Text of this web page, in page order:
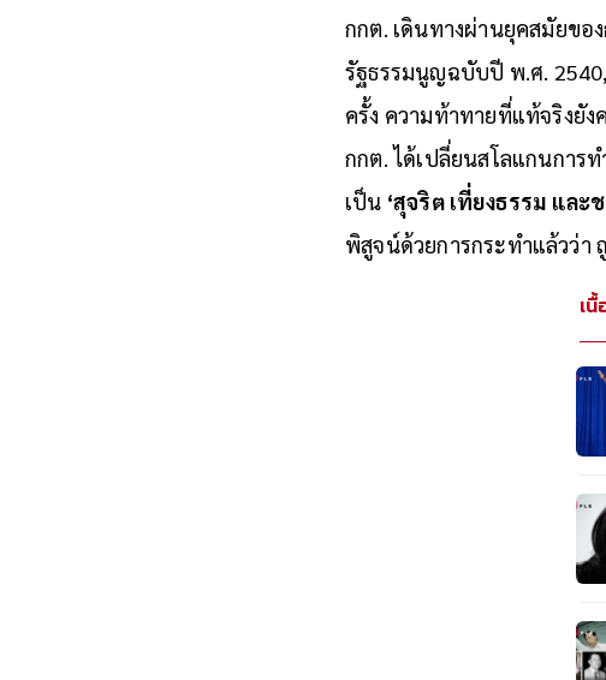
เป้าหมายสำคัญ คือ ทำให้ ก
กกต. เดินทางผ่านยุคสมัยขอ
รัฐธรรมนูญฉบับปี พ.ศ.
ครั้ง ความท้าทายที่แท้จริงยั
กกต. ได้เปลี่ยนสโลแกนการ
เป็น‘สุจริต เที่ยงธรรม และ
เ